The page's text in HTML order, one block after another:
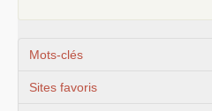
Mots-clés
Sites favoris